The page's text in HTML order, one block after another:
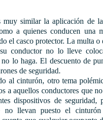
muy similar la aplicación de
a quienes conducen una
el casco protector. La multa o
conductor no lo lleve
no lo haga. El descuento de
de seguridad.
al cinturón, otro tema
a aquellos conductores que
dispositivos de
no llevan puesto el